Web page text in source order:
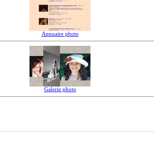
Annuaire photo
Galerie photo